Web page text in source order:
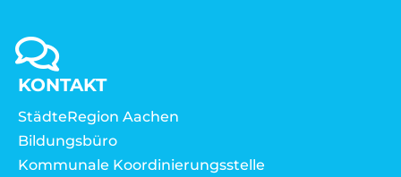
KONTAKT
StädteRegion Aachen
Bildungsbüro
Kommunale Koordinierungsstelle